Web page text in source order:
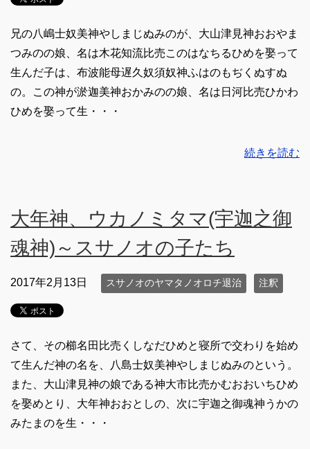
兄の八嶋士奴美神やしまじぬみのが、大山津見神おおやま
つみのの娘、名は木花知流比売このはなちるひめを娶って
生んだ子は、布波能母遅久奴須奴神ふはのもぢくぬすぬ
の。この神が淤迦美神おかみのの娘、名は日河比売ひかわ
ひめを娶って生・・・
続きを読む
大年神、ウカノミタマ(宇迦之御
魂神)～スサノオの子たち
2017年2月13日 スサノオのヤマタノオロチ退治 注釈
さて、その櫛名田比売くしなだひめと寝所で交わりを始め
て生んだ神の名を、八島士奴美神やしまじぬみのという。
また、大山津見神の娘である神大市比売かむおおいちひめ
を娶めとり、大年神おおとしの、次に宇迦之御魂神うかの
みたまのを生・・・